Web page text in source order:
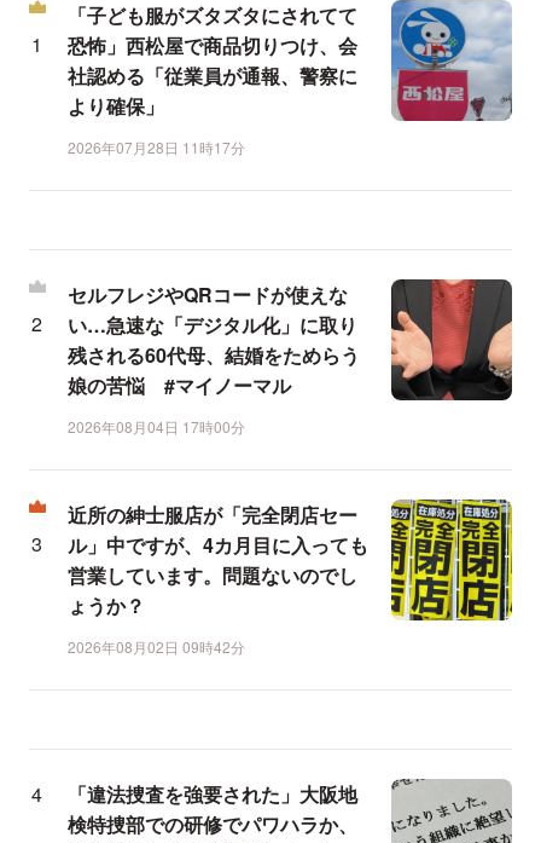
「子ども服がズタズタにされてて
恐怖」西松屋で商品切りつけ、会
社認める「従業員が通報、警察に
より確保」
2026年07月28日 11時17分
セルフレジやQRコードが使えな
い…急速な「デジタル化」に取り
残される60代母、結婚をためらう
娘の苦悩 #マイノーマル
2026年08月04日 17時00分
近所の紳士服店が「完全閉店セー
ル」中ですが、4カ月目に入っても
営業しています。問題ないのでし
ょうか？
2026年08月02日 09時42分
「違法捜査を強要された」大阪地
検特捜部での研修でパワハラか、